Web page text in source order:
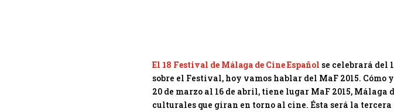
El 18 Festival de Málaga de Cine Español se celebrará del
sobre el Festival, hoy vamos hablar del MaF 2015. Cómo
20 de marzo al 16 de abril, tiene lugar MaF 2015,
culturales que giran en torno al cine. Ésta será la